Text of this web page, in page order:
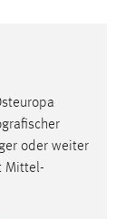
oder weiter
Mittel-